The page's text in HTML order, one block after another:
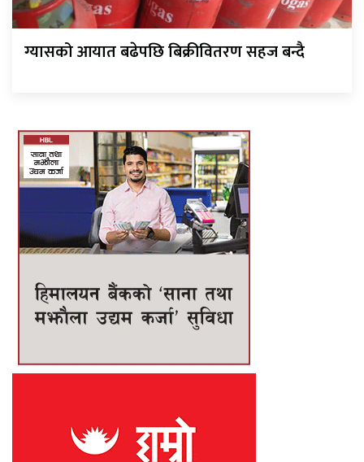
ग्यासको आयात बढेपछि बिक्रीवितरण सहज बन्दै